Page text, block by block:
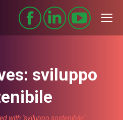
sviluppo
with "sviluppo sostenibile"